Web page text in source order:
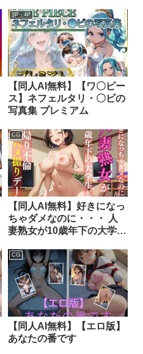
3P・4P
【同人AI無料】【ワ〇ピー
ス】ネフェルタリ・〇ビの
写真集 プレミアム
CG
【同人AI無料】好きになっ
ちゃダメなのに・・・ 人
妻熟女が10歳年下の大学生
ト
CG
【同人AI無料】【エロ版】
あなたの番です